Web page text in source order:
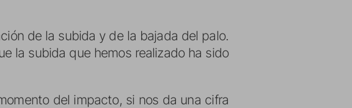
de la subida y de la bajada del palo.
la subida que hemos realizado ha sido
del impacto, si nos da una cifra